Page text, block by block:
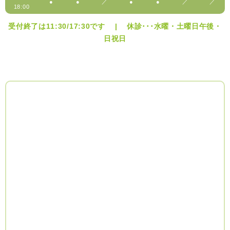
18:00
● ● ／ ● ● ／ ／
受付終了は11:30/17:30です | 休診･･･水曜・土曜日午後・
日祝日